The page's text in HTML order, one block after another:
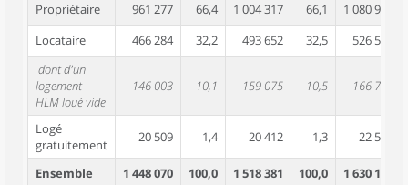
Propriétaire 961 277 66,4 1 004 317 66,1
1 080 934
Locataire
466 284 32,2 493 652 32,5
526 579
dont d'un
logement
HLM loué vide
146 003 10,1 159 075 10,5 166 721
Logé
gratuitement
20 509 1,4 20 412 1,3 22 593
Ensemble 1 448 070 100,0 1 518 381 100,0
1 630 106